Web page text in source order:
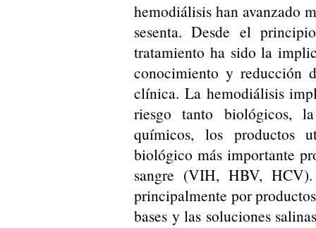
hemodiálisis han avanzado
sesenta. Desde el
tratamiento ha sido la
conocimiento y reducción
clínica. La hemodiálisis
riesgo tanto biológicos,
químicos, los productos
biológico más importante
sangre (VIH, HBV,
principalmente por
bases y las soluciones